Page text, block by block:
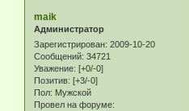
maik
Администратор
Зарегистрирован: 2009-10-20
Сообщений: 34721
Уважение: [+0/-0]
Позитив: [+3/-0]
Пол: Мужской
Провел на форуме: